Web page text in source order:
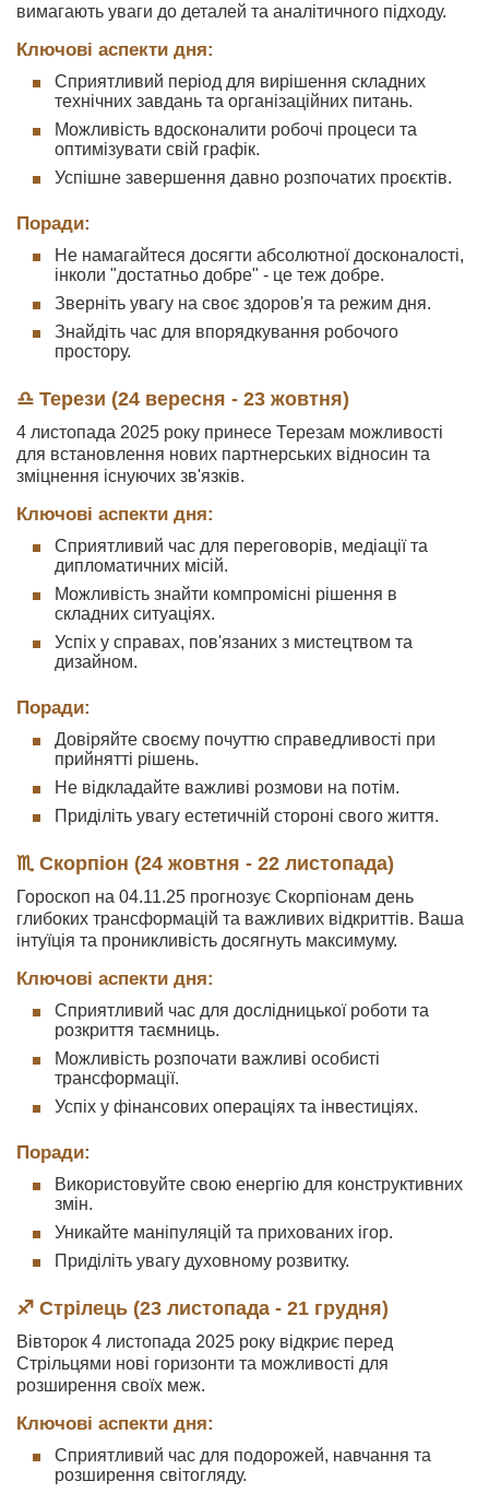
вимагають уваги до деталей та аналітичного підходу.
Ключові аспекти дня:
Сприятливий період для вирішення складних
технічних завдань та організаційних питань.
Можливість вдосконалити робочі процеси та
оптимізувати свій графік.
Успішне завершення давно розпочатих проєктів.
Поради:
Не намагайтеся досягти абсолютної досконалості,
інколи "достатньо добре" - це теж добре.
Зверніть увагу на своє здоров'я та режим дня.
Знайдіть час для впорядкування робочого
простору.
♎ Терези (24 вересня - 23 жовтня)
4 листопада 2025 року принесе Терезам можливості
для встановлення нових партнерських відносин та
зміцнення існуючих зв'язків.
Ключові аспекти дня:
Сприятливий час для переговорів, медіації та
дипломатичних місій.
Можливість знайти компромісні рішення в
складних ситуаціях.
Успіх у справах, пов'язаних з мистецтвом та
дизайном.
Поради:
Довіряйте своєму почуттю справедливості при
прийнятті рішень.
Не відкладайте важливі розмови на потім.
Приділіть увагу естетичній стороні свого життя.
♏ Скорпіон (24 жовтня - 22 листопада)
Гороскоп на 04.11.25 прогнозує Скорпіонам день
глибоких трансформацій та важливих відкриттів. Ваша
інтуїція та проникливість досягнуть максимуму.
Ключові аспекти дня:
Сприятливий час для дослідницької роботи та
розкриття таємниць.
Можливість розпочати важливі особисті
трансформації.
Успіх у фінансових операціях та інвестиціях.
Поради:
Використовуйте свою енергію для конструктивних
змін.
Уникайте маніпуляцій та прихованих ігор.
Приділіть увагу духовному розвитку.
♐ Стрілець (23 листопада - 21 грудня)
Вівторок 4 листопада 2025 року відкриє перед
Стрільцями нові горизонти та можливості для
розширення своїх меж.
Ключові аспекти дня:
Сприятливий час для подорожей, навчання та
розширення світогляду.